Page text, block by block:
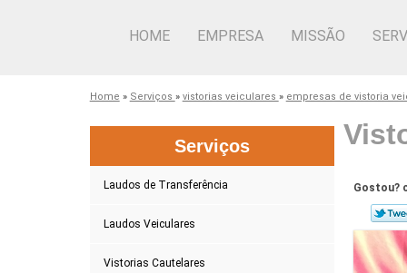
HOME EMPRESA MISSÃO
Home » Serviços » vistorias veiculares » empresas de vistoria
Serviços
Laudos de Transferência
Laudos Veiculares
Vistorias Cautelares
Gostou?